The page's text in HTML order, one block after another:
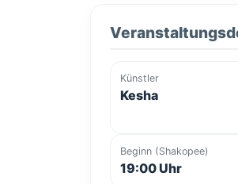
Künstler
Kesha
Beginn (Shakopee)
19:00 Uhr